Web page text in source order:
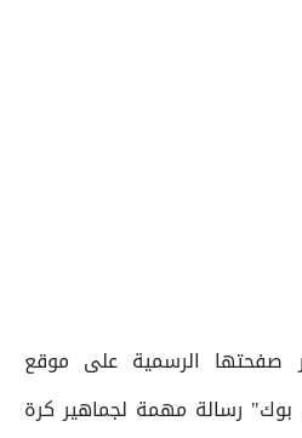
صفحتها الرسمية على موقع
بوك" رسالة مهمة لجماهير كرة